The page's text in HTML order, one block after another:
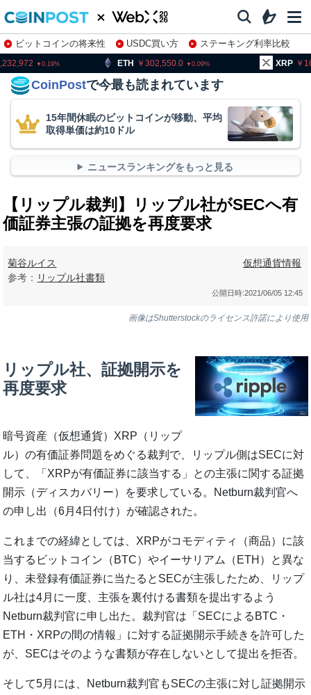
ビットコインの将来性 USDC買い方
ステーキング利率比較
株特集・関連銘柄
ETH 302,550.0 XRP 163.28
CoinPostで今最も読まれています
15年間休眠のビットコインが移動、平均
取得単価は約10ドル
ニュースランキングをもっと見る
【リップル裁判】リップル社がSECへ有
価証券主張の証拠を再度要求
菊谷ルイス
参考： リップル社書類
仮想通貨情報
公開日時:2021/06/05 12:45
画像はShutterstockのライセンス許諾により使用
リップル社、証拠開示を
再度要求
暗号資産（仮想通貨）XRP（リップ
ル）の有価証券問題をめぐる裁判で、リップル側はSECに対
して、「XRPが有価証券に該当する」との主張に関する証拠
開示（ディスカバリー）を要求している。Netburn裁判官へ
の申し出（6月4日付け）が確認された。
これまでの経緯としては、XRPがコモディティ（商品）に該
当するビットコイン（BTC）やイーサリアム（ETH）と異な
り、未登録有価証券に当たるとSECが主張したため、リップ
ル社は4月に一度、主張を裏付ける書類を提出するよう
Netburn裁判官に申し出た。裁判官は「SECによるBTC・
ETH・XRPの間の情報」に対する証拠開示手続きを許可した
が、SECはそのような書類が存在しないとして提出を拒否。
そして5月には、Netburn裁判官もSECの主張に対し証拠開示